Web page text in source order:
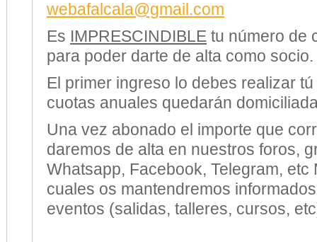
webafalcala@gmail.com
Es IMPRESCINDIBLE tu número de
para poder darte de alta como socio.
El primer ingreso lo debes realizar
cuotas anuales quedarán
Una vez abonado el importe que
daremos de alta en nuestros foros,
Whatsapp, Facebook, Telegram, etc
cuales os mantendremos
eventos (salidas, talleres, cursos,